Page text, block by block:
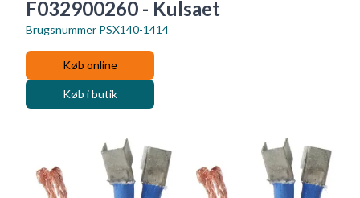
F032900260 - Kulsaet
Brugsnummer PSX140-1414
Køb online
Køb i butik